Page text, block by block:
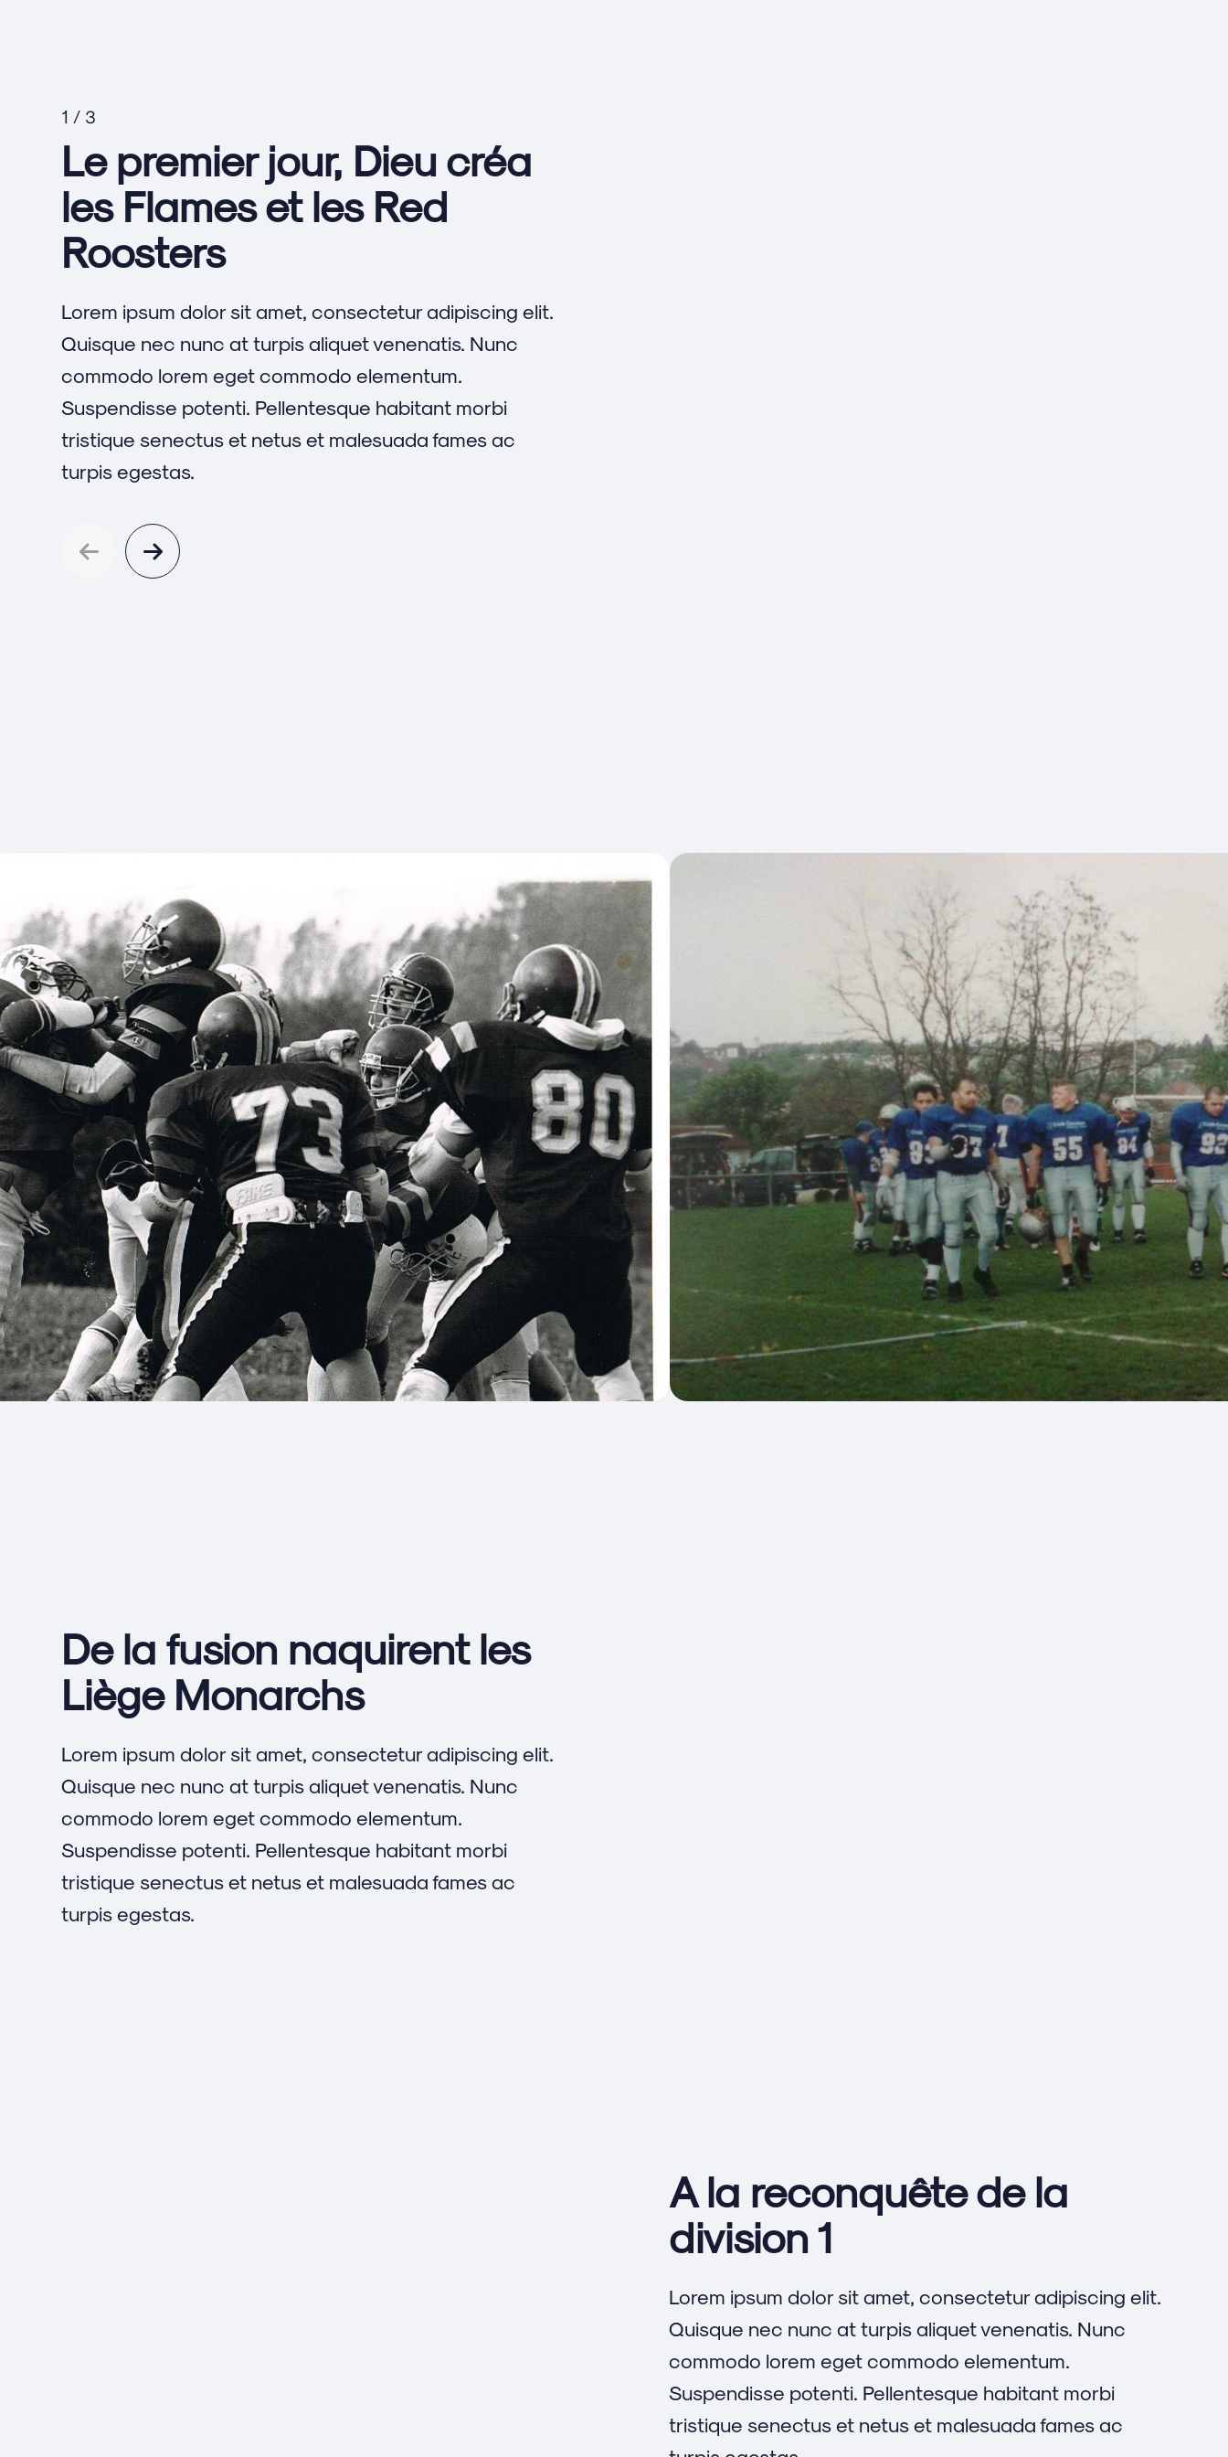
1 / 3
Le premier jour, Dieu créa
les Flames et les Red
Roosters
Lorem ipsum dolor sit amet, consectetur adipiscing elit.
Quisque nec nunc at turpis aliquet venenatis. Nunc
commodo lorem eget commodo elementum.
Suspendisse potenti. Pellentesque habitant morbi
tristique senectus et netus et malesuada fames ac
turpis egestas.
De la fusion naquirent les
Liège Monarchs
Lorem ipsum dolor sit amet, consectetur adipiscing elit.
Quisque nec nunc at turpis aliquet venenatis. Nunc
commodo lorem eget commodo elementum.
Suspendisse potenti. Pellentesque habitant morbi
tristique senectus et netus et malesuada fames ac
turpis egestas.
A la reconquête de la
division 1
Lorem ipsum dolor sit amet, consectetur adipiscing elit.
Quisque nec nunc at turpis aliquet venenatis. Nunc
commodo lorem eget commodo elementum.
Suspendisse potenti. Pellentesque habitant morbi
tristique senectus et netus et malesuada fames ac